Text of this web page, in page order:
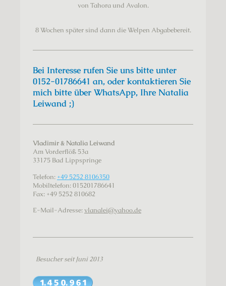
von Tahora und Avalon.
8 Wochen später sind dann die Welpen Abgabebereit.
Bei Interesse rufen Sie uns bitte unter
0152-01786641 an, oder kontaktieren Sie
mich bitte über WhatsApp, Ihre Natalia
Leiwand ;)
Vladimir & Natalia Leiwand
Am Vorderflöß 53a
33175 Bad Lippspringe
Telefon: +49 5252 8106350
Mobiltelefon: 015201786641
Fax: +49 5252 810682
E-Mail-Adresse:vlanalei@yahoo.de
Besucher seit Juni 2013